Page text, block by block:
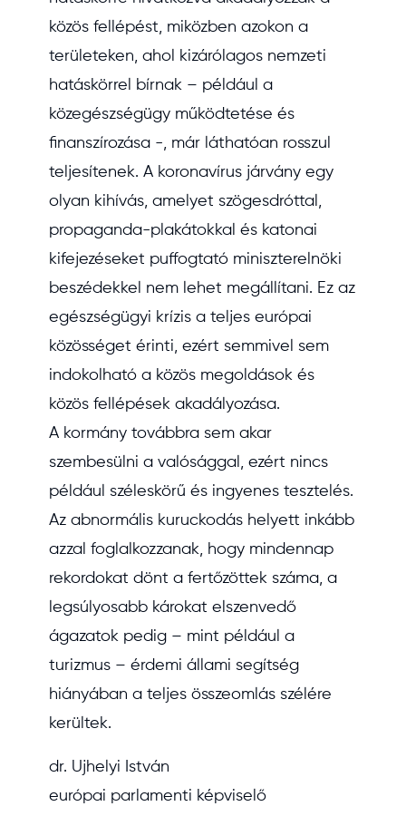
közös fellépést, miközben azokon a
területeken, ahol kizárólagos nemzeti
hatáskörrel bírnak – például a
közegészségügy működtetése és
finanszírozása -, már láthatóan rosszul
teljesítenek. A koronavírus járvány egy
olyan kihívás, amelyet szögesdróttal,
propaganda-plakátokkal és katonai
kifejezéseket puffogtató miniszterelnöki
beszédekkel nem lehet megállítani. Ez az
egészségügyi krízis a teljes európai
közösséget érinti, ezért semmivel sem
indokolható a közös megoldások és
közös fellépések akadályozása.
A kormány továbbra sem akar
szembesülni a valósággal, ezért nincs
például széleskörű és ingyenes tesztelés.
Az abnormális kuruckodás helyett inkább
azzal foglalkozzanak, hogy mindennap
rekordokat dönt a fertőzöttek száma, a
legsúlyosabb károkat elszenvedő
ágazatok pedig – mint például a
turizmus – érdemi állami segítség
hiányában a teljes összeomlás szélére
kerültek.
dr. Ujhelyi István
európai parlamenti képviselő